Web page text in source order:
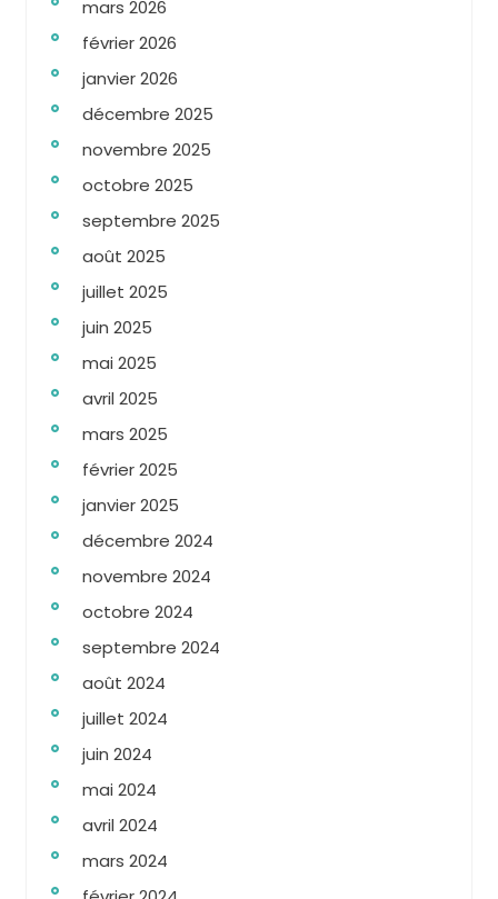
mars 2026
février 2026
janvier 2026
décembre 2025
novembre 2025
octobre 2025
septembre 2025
août 2025
juillet 2025
juin 2025
mai 2025
avril 2025
mars 2025
février 2025
janvier 2025
décembre 2024
novembre 2024
octobre 2024
septembre 2024
août 2024
juillet 2024
juin 2024
mai 2024
avril 2024
mars 2024